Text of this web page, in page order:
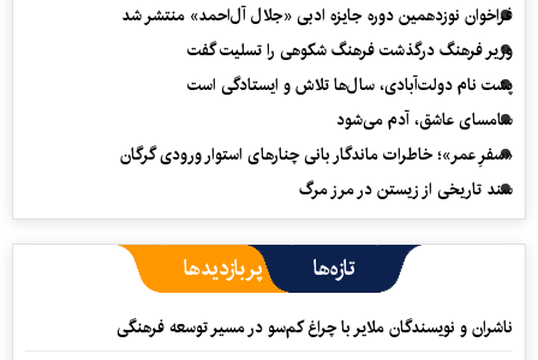
فراخوان نوزدهمین دوره جایزه ادبی «جلال آل‌احمد» منتشر شد
وزیر فرهنگ درگذشت فرهنگ شکوهی را تسلیت گفت
پشت نام دولت‌آبادی، سال‌ها تلاش و ایستادگی است
سامسای عاشق، آدم می‌شود
«سفرِ عمر»؛ خاطرات ماندگار بانی چنارهای استوار ورودی گرگان
سند تاریخی از زیستن در مرز مرگ
تازه‌ها پربازدیدها
ناشران و نویسندگان ملایر با چراغ کم‌سو در مسیر توسعه فرهنگی